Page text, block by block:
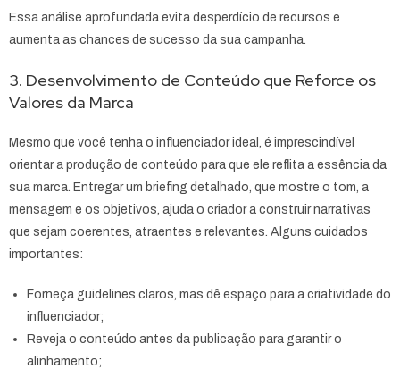
Essa análise aprofundada evita desperdício de recursos e
aumenta as chances de sucesso da sua campanha.
3. Desenvolvimento de Conteúdo que Reforce os
Valores da Marca
Mesmo que você tenha o influenciador ideal, é imprescindível
orientar a produção de conteúdo para que ele reflita a essência da
sua marca. Entregar um briefing detalhado, que mostre o tom, a
mensagem e os objetivos, ajuda o criador a construir narrativas
que sejam coerentes, atraentes e relevantes. Alguns cuidados
importantes:
Forneça guidelines claros, mas dê espaço para a criatividade do
influenciador;
Reveja o conteúdo antes da publicação para garantir o
alinhamento;